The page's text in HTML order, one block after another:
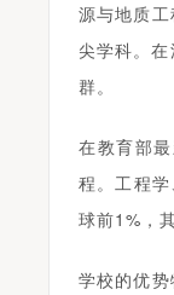
源与地质工
尖学科。
群。
在教育部
程。工程
球前1%，
学校的优